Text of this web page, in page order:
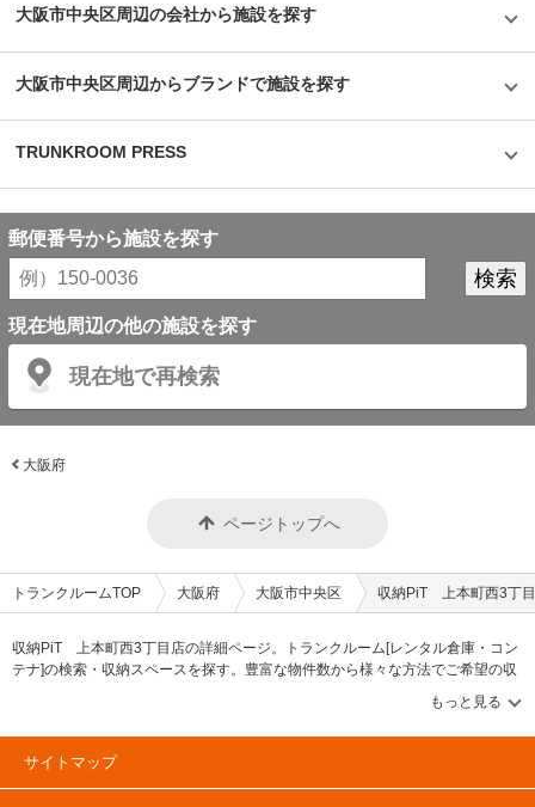
お客様の声を社員自ら聴きながらニーズをいち早く取り入れたサービスを展
開している印象を受けた。ベンチャー企業なのでしがらみがなく意思決定が
速いという担当者の言葉からもその雰囲気は伝わってきた。 組織としての
る同社のトランクルームなら、自身の大切な荷物を保管するにも安心できる
大阪市中央区周辺の会社から施設を探す
大阪市中央区周辺からブランドで施設を探す
TRUNKROOM PRESS
郵便番号から施設を探す
現在地周辺の他の施設を探す
現在地で再検索
大阪府
ページトップへ
トランクルームTOP 大阪府 大阪市中央区 収納PiT 上本町西3丁
収納PiT 上本町西3丁目店の詳細ページ。トランクルーム[レンタル倉庫・コン
テナ]の検索・収納スペースを探す。豊富な物件数から様々な方法でご希望の収
納スペースを簡単に探せるトランクルーム情報サイトです。収納PiT 上本町西
3丁目店の住所・最寄りの駅、物件タイプのご紹介や料金表、お得なキャンペー
ン情報もあります。気になる物件タイプを見つけたら、メールか電話でお問合
せが可能です（無料）。
サイトマップ